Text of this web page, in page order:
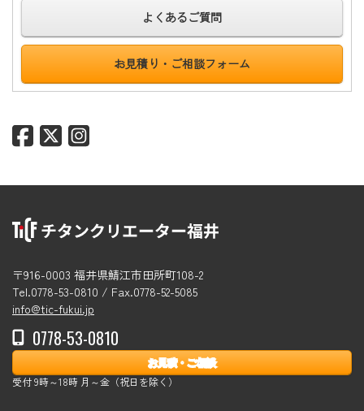
よくあるご質問
お見積り・ご相談フォーム
〒916-0003 福井県鯖江市田所町108-2
Tel.0778-53-0810 / Fax.0778-52-5085
info@tic-fukui.jp
0778-53-0810
お見積・ご相談
受付 9時～18時 月～金（祝日を除く）